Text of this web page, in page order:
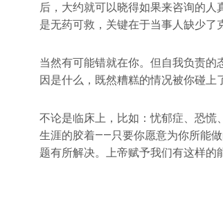
后，大约就可以晓得如果来咨询的
是无药可救，关键在于当事人缺少了
当然有可能错就在你。但自我负责
因是什么，既然糟糕的情况被你碰上
不论是临床上，比如：忧郁症、恐慌
生涯的胶着——只要你愿意为你所能
题有所解决。上帝赋予我们有这样的